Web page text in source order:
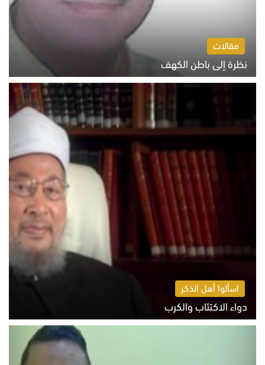
مقالات
نظرة إلى باطن الكهف
السبت 8 أغسطس 2026 11:04 ص
اسألوا أهل الذكر
دواء الاكتئاب والكرب
السبت 8 أغسطس 2026 10:54 ص